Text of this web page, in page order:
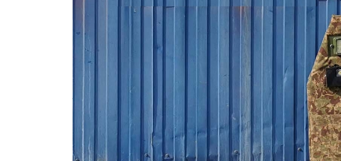
Ремонт бронедвері, ремонт дверей,
ремонт замка, бронедвери, качественный
замок
TV та ми, відео про бронедвері та замки
FaceBook та бронедвері
YouTube про якісні бронедвері
Бронедвері, бронедвери, бронедвери
Киев, бронированные двери, ремонт
дверей Київ, якісні замки на бронедвері.